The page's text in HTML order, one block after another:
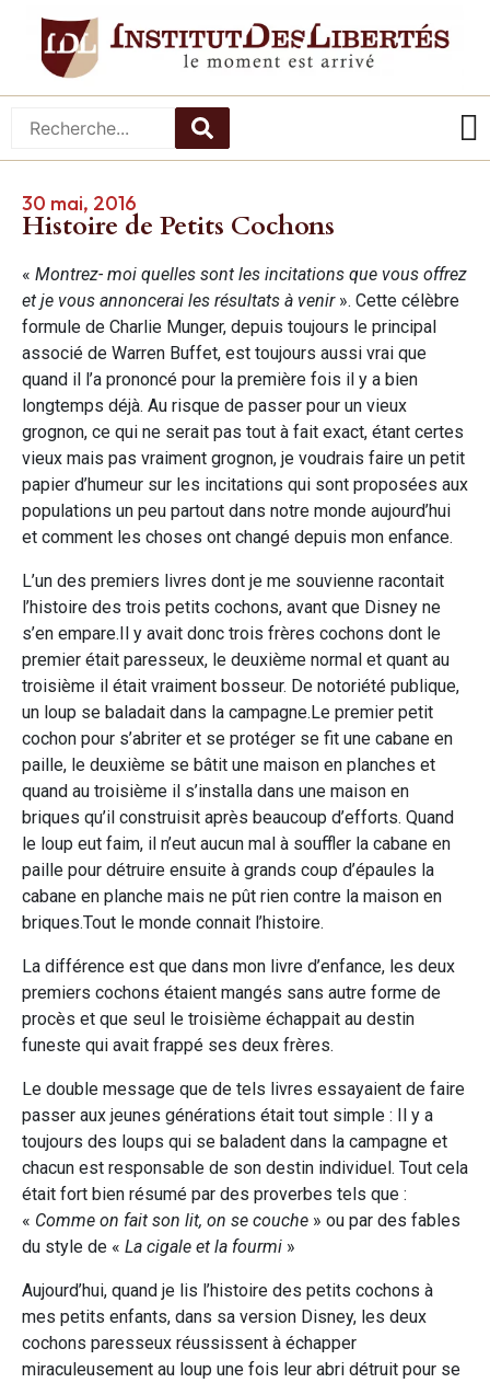
30 mai, 2016
Histoire de Petits Cochons
« Montrez- moi quelles sont les incitations que vous offrez
et je vous annoncerai les résultats à venir». Cette célèbre
formule de Charlie Munger, depuis toujours le principal
associé de Warren Buffet, est toujours aussi vrai que
quand il l’a prononcé pour la première fois il y a bien
longtemps déjà. Au risque de passer pour un vieux
grognon, ce qui ne serait pas tout à fait exact, étant certes
vieux mais pas vraiment grognon, je voudrais faire un petit
papier d’humeur sur les incitations qui sont proposées aux
populations un peu partout dans notre monde aujourd’hui
et comment les choses ont changé depuis mon enfance.
L’un des premiers livres dont je me souvienne racontait
l’histoire des trois petits cochons, avant que Disney ne
s’en empare.Il y avait donc trois frères cochons dont le
premier était paresseux, le deuxième normal et quant au
troisième il était vraiment bosseur. De notoriété publique,
un loup se baladait dans la campagne.Le premier petit
cochon pour s’abriter et se protéger se fit une cabane en
paille, le deuxième se bâtit une maison en planches et
quand au troisième il s’installa dans une maison en
briques qu’il construisit après beaucoup d’efforts. Quand
le loup eut faim, il n’eut aucun mal à souffler la cabane en
paille pour détruire ensuite à grands coup d’épaules la
cabane en planche mais ne pût rien contre la maison en
briques.Tout le monde connait l’histoire.
La différence est que dans mon livre d’enfance, les deux
premiers cochons étaient mangés sans autre forme de
procès et que seul le troisième échappait au destin
funeste qui avait frappé ses deux frères.
Le double message que de tels livres essayaient de faire
passer aux jeunes générations était tout simple : Il y a
toujours des loups qui se baladent dans la campagne et
chacun est responsable de son destin individuel. Tout cela
était fort bien résumé par des proverbes tels que :
« Comme on fait son lit, on se couche » ou par des fables
du style de « La cigale et la fourmi »
Aujourd’hui, quand je lis l’histoire des petits cochons à
mes petits enfants, dans sa version Disney, les deux
cochons paresseux réussissent à échapper
miraculeusement au loup une fois leur abri détruit pour se